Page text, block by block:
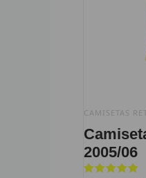
CAMISETAS
2005/06